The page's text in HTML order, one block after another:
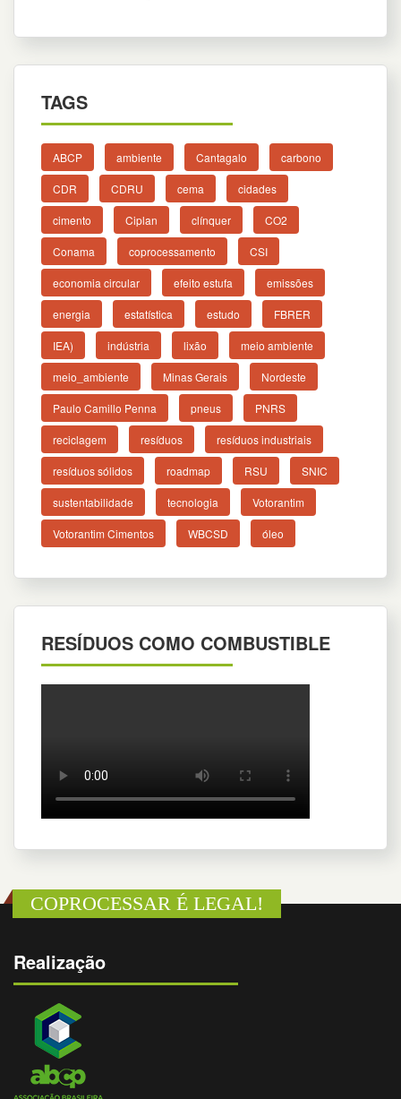
TAGS
ABCP ambiente Cantagalo carbono
CDR CDRU cema cidades
cimento Ciplan clínquer CO2
Conama coprocessamento CSI
economia circular efeito estufa emissões
energia estatística estudo FBRER
IEA) indústria lixão meio ambiente
meio_ambiente Minas Gerais Nordeste
Paulo Camillo Penna pneus PNRS
reciclagem resíduos resíduos industriais
resíduos sólidos roadmap RSU SNIC
sustentabilidade tecnologia Votorantim
Votorantim Cimentos WBCSD óleo
RESÍDUOS COMO COMBUSTIBLE
COPROCESSAR É LEGAL!
Realização